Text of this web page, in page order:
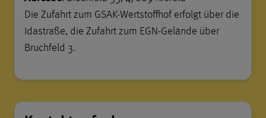
Die Zufahrt zum GSAK-Wertstoffhof erfolgt über die
Idastraße, die Zufahrt zum EGN-Gelände über
Bruchfeld 3.